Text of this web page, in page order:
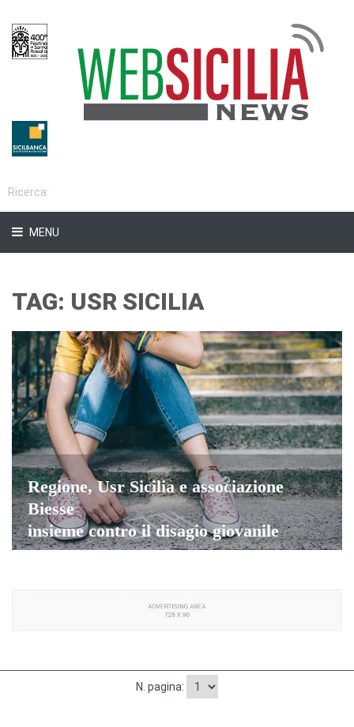
MENU
TAG: USR SICILIA
Regione, Usr Sicilia e associazione
Biesse
insieme contro il disagio giovanile
N. pagina: